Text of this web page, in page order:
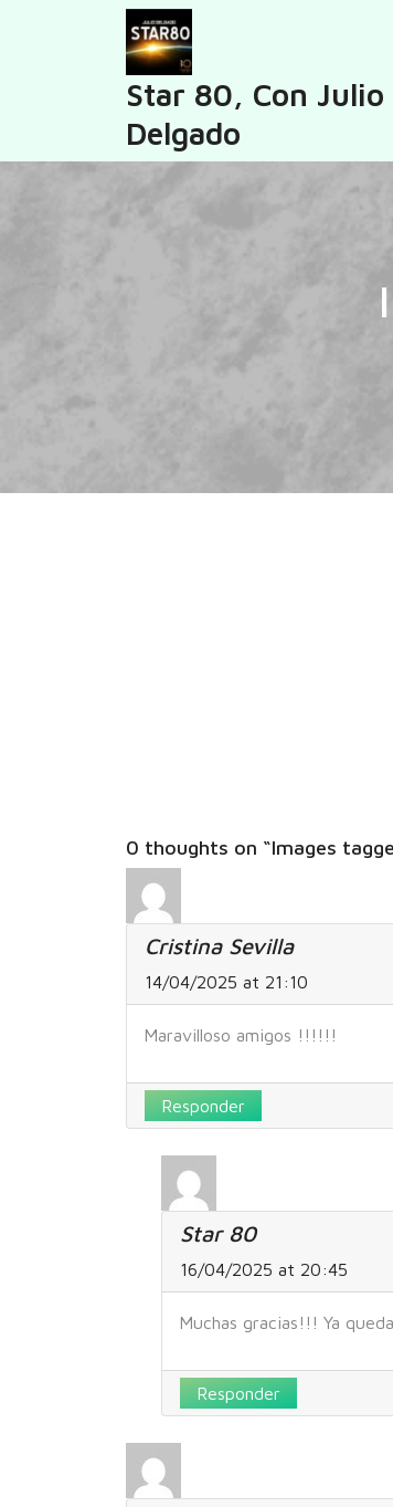
Star 80, Con Julio
Delgado
0 thoughts on “Images
Cristina Sevilla
14/04/2025 at 21:10
Maravilloso amigos !!!!!!
Responder
Star 80
16/04/2025 at 20:45
Muchas gracias!!! Ya
Responder